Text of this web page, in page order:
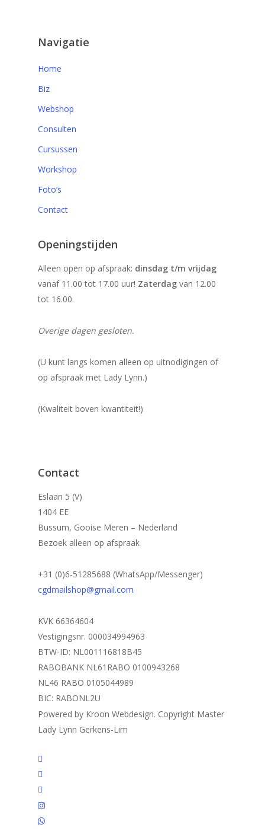
Navigatie
Home
Biz
Webshop
Consulten
Cursussen
Workshop
Foto’s
Contact
Openingstijden
Alleen open op afspraak: dinsdag t/m vrijdag
vanaf 11.00 tot 17.00 uur! Zaterdag van 12.00
tot 16.00.
Overige dagen gesloten.
(U kunt langs komen alleen op uitnodigingen of
op afspraak met Lady Lynn.)
(Kwaliteit boven kwantiteit!)
Contact
Eslaan 5 (V)
1404 EE
Bussum, Gooise Meren – Nederland
Bezoek alleen op afspraak
+31 (0)6-51285688 (WhatsApp/Messenger)
cgdmailshop@gmail.com
KVK 66364604
Vestigingsnr. 000034994963
BTW-ID: NL001116818B45
RABOBANK NL61RABO 0100943268
NL46 RABO 0105044989
BIC: RABONL2U
Powered by Kroon Webdesign. Copyright Master
Lady Lynn Gerkens-Lim
twitter
facebook
linkedin
instagram
whatsapp